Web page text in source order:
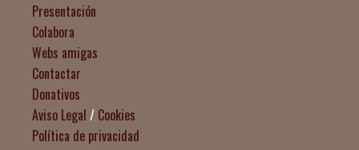
Presentación
Colabora
Webs amigas
Contactar
Donativos
Aviso Legal / Cookies
Política de privacidad